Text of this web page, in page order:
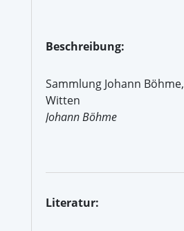
Beschreibung:
Sammlung Johann Böhme,
Witten
Johann Böhme
Literatur: